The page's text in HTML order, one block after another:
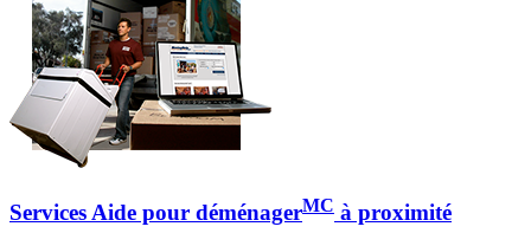
Services Aide pour déménagerMC à proximité